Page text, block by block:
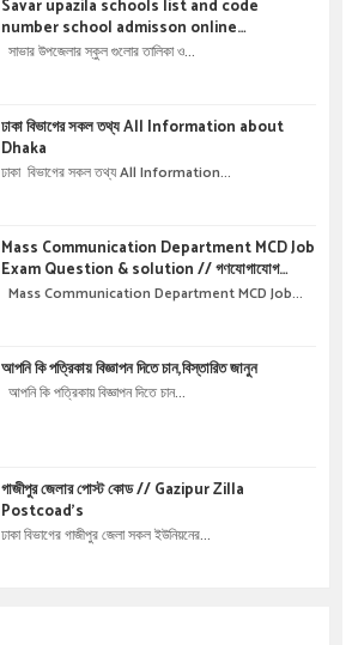
Savar upazila schools list and code
number school admisson online
application details !! সাভার উপজেলার স্কুল গুলোর
সাভার উপজেলার স্কুল গুলোর তালিকা ও...
ঢাকা বিভাগের সকল তথ্য All Information about
Dhaka
ঢাকা বিভাগের সকল তথ্য All Information...
Mass Communication Department MCD Job
Exam Question & solution // গণযোগাযোগ
অধিদপ্তরে নিয়োগ পরীক্ষার প্রশ্ন এবং সমাধান
Mass Communication Department MCD Job...
আপনি কি পত্রিকায় বিজ্ঞাপন দিতে চান,বিস্তারিত জানুন
আপনি কি পত্রিকায় বিজ্ঞাপন দিতে চান...
গাজীপুর জেলার পোস্ট কোড // Gazipur Zilla
Postcoad's
ঢাকা বিভাগের গাজীপুর জেলা সকল ইউনিয়নের...